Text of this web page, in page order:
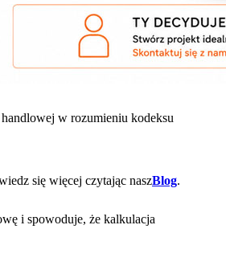
w rozumieniu kodeksu
się więcej czytając naszBlog.
i spowoduje, że kalkulacja